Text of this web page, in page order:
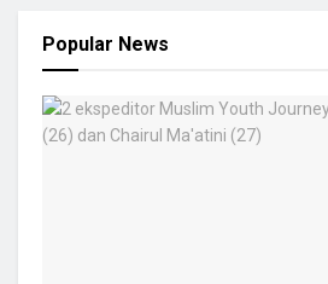
Popular News